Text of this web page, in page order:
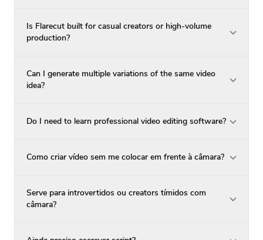
Is Flarecut built for casual creators or high-volume
production?
Can I generate multiple variations of the same video
idea?
Do I need to learn professional video editing software?
Como criar vídeo sem me colocar em frente à câmara?
Serve para introvertidos ou creators tímidos com
câmara?